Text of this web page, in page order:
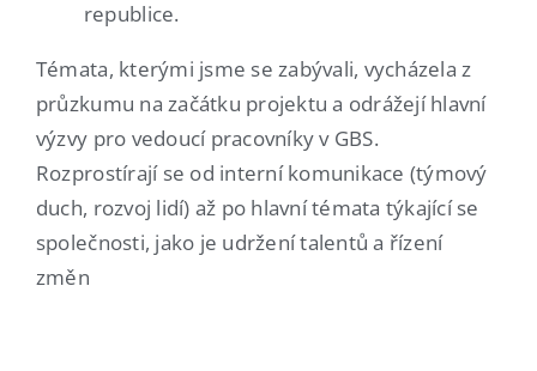
republice.
Témata, kterými jsme se zabývali, vycházela z
průzkumu na začátku projektu a odrážejí hlavní
výzvy pro vedoucí pracovníky v GBS.
Rozprostírají se od interní komunikace (týmový
duch, rozvoj lidí) až po hlavní témata týkající se
společnosti, jako je udržení talentů a řízení
změn